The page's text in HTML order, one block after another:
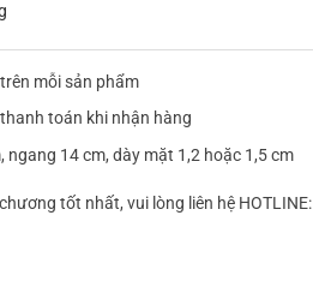
mỗi sản phẩm
toán khi nhận hàng
ngang 14 cm, dày mặt 1,2 hoặc 1,5 cm
tốt nhất, vui lòng liên hệ HOTLINE: